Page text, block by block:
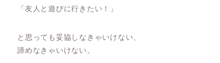
「友人と遊びに行きたい！」
と思っても妥協しなきゃいけない、
諦めなきゃいけない。